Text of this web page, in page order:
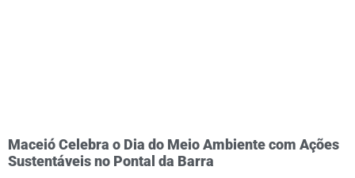
Maceió Celebra o Dia do Meio Ambiente com Ações
Sustentáveis no Pontal da Barra